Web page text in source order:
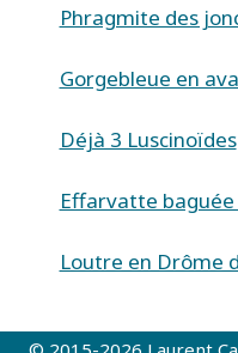
Phragmite des
Gorgebleue en
Déjà 3 Luscinoïdes
Effarvatte baguée
Loutre en Drôme